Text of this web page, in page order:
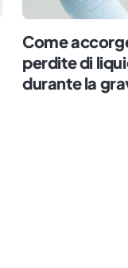
Come
perdite di
durante la